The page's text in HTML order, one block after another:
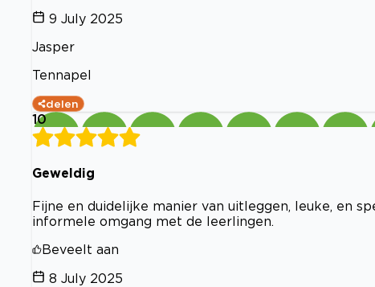
9 July 2025
Jasper
Tennapel
delen
10
Geweldig
Fijne en duidelijke manier van uitleggen, leuke, en
informele omgang met de leerlingen.
Beveelt aan
8 July 2025